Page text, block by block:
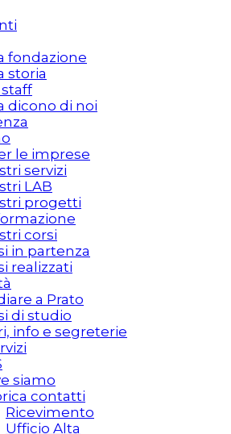
fondazione
storia
dicono di noi
le imprese
servizi
LAB
progetti
corsi
in partenza
realizzati
a Prato
di studio
info e segreterie
siamo
contatti
Ricevimento
Ufficio Alta